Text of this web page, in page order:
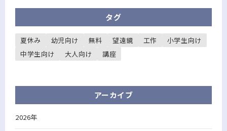
タグ
夏休み 幼児向け 無料 望遠鏡 工作
小学生向け
中学生向け
大人向け 講座
アーカイブ
2026年